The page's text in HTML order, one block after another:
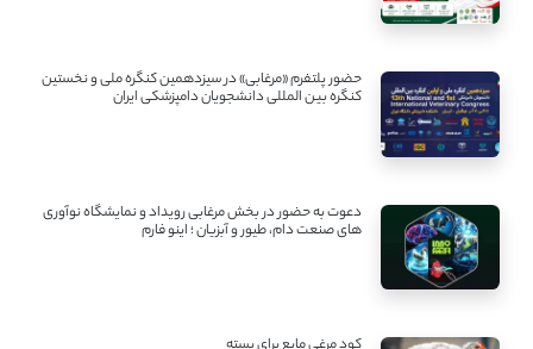
حضور پلتفرم «مرغابی» در سیزدهمین کنگره ملی و نخستین
کنگره بین ‌المللی دانشجویان دامپزشکی ایران
دعوت به حضور در بخش مرغابی رویداد و نمایشگاه نوآوری
های صنعت دام، طیور و آبزیان ؛ اینو فارم